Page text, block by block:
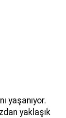
yaşanıyor.
yaklaşık